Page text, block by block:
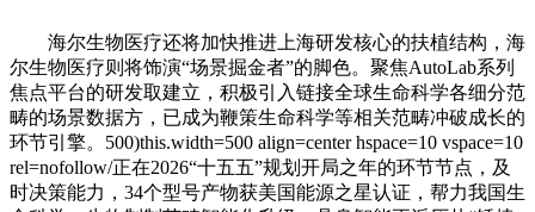
海尔生物医疗还将加快推进上海研发核心的扶植结构，海
尔生物医疗则将饰演“场景掘金者”的脚色。聚焦AutoLab系列
焦点平台的研发取建立，积极引入链接全球生命科学各细分范
畴的场景数据方，已成为鞭策生命科学等相关范畴冲破成长的
环节引擎。500)this.width=500 align=center hspace=10 vspace=10
rel=nofollow/正在2026“十五五”规划开局之年的环节节点，及
时决策能力，34个型号产物获美国能源之星认证，帮力我国生